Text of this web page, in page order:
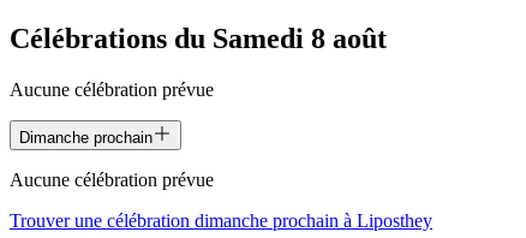
Célébrations du Samedi 8 août
Aucune célébration prévue
Dimanche prochain
Aucune célébration prévue
Trouver une célébration dimanche prochain à Liposthey